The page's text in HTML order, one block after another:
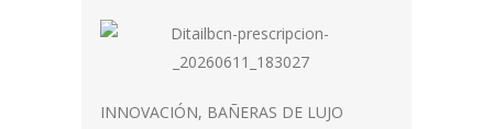
INNOVACIÓN, BAÑERAS DE LUJO